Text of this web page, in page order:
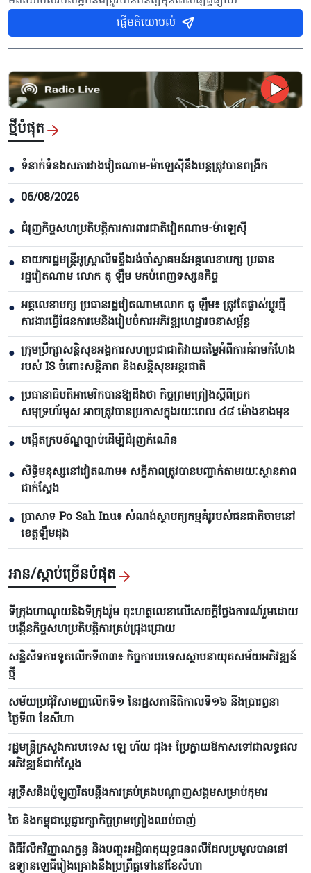
ផ្ញើមតិយោបល់
ថ្មីបំផុត
● ទំនាក់ទំនងសភារវាងវៀតណាម-ម៉ាឡេស៊ីនឹងបន្តត្រូវបានពង្រីក
● 06/08/2026
● ជំរុញកិច្ចសហប្រតិបត្តិការការពារជាតិវៀតណាម-ម៉ាឡេស៊ី
● នាយករដ្ឋមន្ត្រីអូស្ត្រាលីទន្ទឹងរង់ចាំស្វាគមន៍អគ្គលេខាបក្ស ប្រធាន
រដ្ឋវៀតណាម លោក តូ ឡឹម មកបំពេញទស្សនកិច្ច
● អគ្គលេខាបក្ស ប្រធានរដ្ឋវៀតណាមលោក តូ ឡឹម៖ ត្រូវតែផ្លាស់ប្ដូរថ្មី
ការងារធ្វើផែនការមេនិងរៀបចំការអភិវឌ្ឍហេដ្ឋារចនាសម្ព័ន្ធ
● ក្រុមប្រឹក្សាសន្តិសុខអង្គការសហប្រជាជាតិវាយតម្លៃអំពីការគំរាមកំហែង
របស់ IS ចំពោះសន្តិភាព និងសន្តិសុខអន្តរជាតិ
● ប្រធានាធិបតីអាមេរិកបាន​ឱ្យដឹងថា កិច្ចព្រមព្រៀងស្តីពីច្រក
សមុទ្រហ័រមូស អាចត្រូវបានប្រកាសក្នុងរយៈពេល ៤៨ ម៉ោងខាងមុខ
● បង្កើតក្របខ័ណ្ឌច្បាប់ដើម្បីជំរុញកំណើន
● សិទ្ធិមនុស្សនៅវៀតណាម៖ សក្ខីភាពត្រូវបានបញ្ជាក់តាមរយៈស្ថានភាព
ជាក់ស្តែង
● ប្រាសាទ Po Sah Inu៖ សំណង់ស្ថាបត្យកម្មគំរូរបស់ជនជាតិចាមនៅ
ខេត្តឡឹមដុង
អាន/ស្តាប់ច្រើនបំផុត
ទីក្រុងហាណូយនិងទីក្រុងរ៉ូម ចុះហត្ថលេខាលើសេចក្តីថ្លែងការណ៍រួមដោយ
បង្កើនកិច្ចសហប្រតិបត្តិការគ្រប់ជ្រុងជ្រោយ
សន្និសីទការទូតលើកទី៣៣៖ កិច្ចការបរទេសស្ថាបនាយុគសម័យអភិវឌ្ឍន៍
ថ្មី
សម័យប្រជុំវិសាមញ្ញលើកទី១ នៃរដ្ឋសភានីតិកាលទី១៦ នឹងប្រារព្ធនា
ថ្ងៃទី៣ ខែសីហា
រដ្ឋមន្ត្រីក្រសួងការបរទេស ឡេ ហ័យ ជុង៖ ប្រែក្លាយឱកាសទៅជាលទ្ធផល
អភិវឌ្ឍន៍ជាក់ស្តែង
អូទ្រីសនិងប៉ូឡូញរឹតបន្តឹងការគ្រប់គ្រងបណ្តាញសង្គមសម្រាប់កុមារ
ថៃ និងកម្ពុជាប្តេជ្ញារក្សាកិច្ចព្រមព្រៀងឈប់បាញ់
ពិធីរំលឹកវិញ្ញាណក្ខន្ធ និងបញ្ចុះអដ្ឋិធាតុយុទ្ធជនពលីដែលប្រមូលបាននៅ
ឧទ្យានឡេធីរៀងគ្រោងនឹងប្រព្រឹត្តទៅនៅខែសីហា